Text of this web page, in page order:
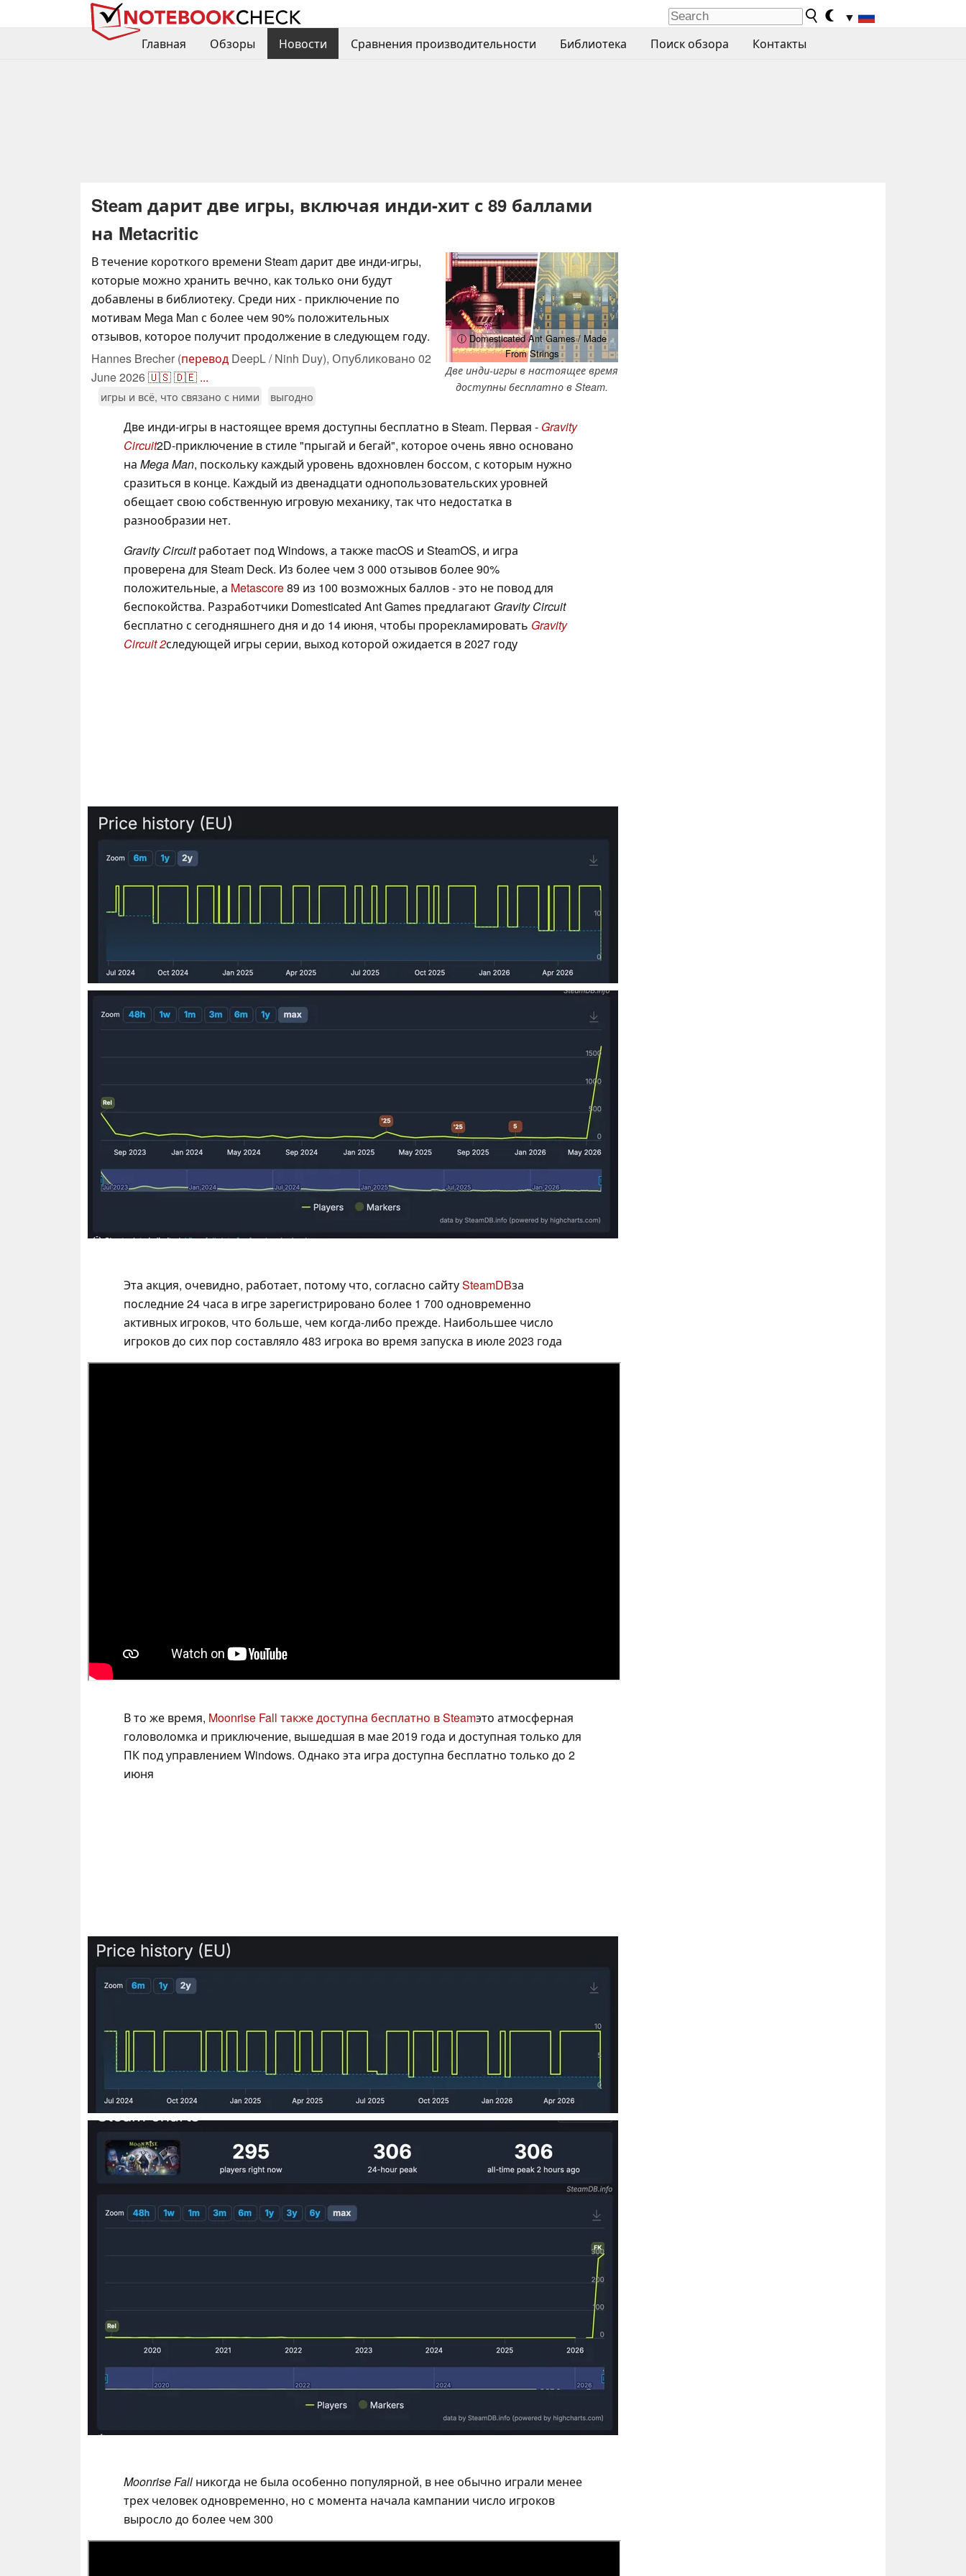
▼
Главная
Обзоры Новости Сравнения производительности Библиотека Поиск обзора Контакты
Steam дарит две игры, включая инди-хит с 89 баллами
на Metacritic
ⓘ Domesticated Ant Games / Made
From Strings
Две инди-игры в настоящее время
доступны бесплатно в Steam.
В течение короткого времени Steam дарит две инди-игры,
которые можно хранить вечно, как только они будут
добавлены в библиотеку. Среди них - приключение по
мотивам Mega Man с более чем 90% положительных
отзывов, которое получит продолжение в следующем году.
Hannes Brecher (перевод DeepL / Ninh Duy), Опубликовано 02
June 2026🇺🇸🇩🇪 ...
игры и всё, что связано с ними выгодно
Две инди-игры в настоящее время доступны бесплатно в Steam. Первая - Gravity
Circuit2D-приключение в стиле "прыгай и бегай", которое очень явно основано
на Mega Man, поскольку каждый уровень вдохновлен боссом, с которым нужно
сразиться в конце. Каждый из двенадцати однопользовательских уровней
обещает свою собственную игровую механику, так что недостатка в
разнообразии нет.
Gravity Circuitработает под Windows, а также macOS и SteamOS, и игра
проверена для Steam Deck. Из более чем 3 000 отзывов более 90%
положительные, а Metascore89 из 100 возможных баллов - это не повод для
беспокойства. Разработчики Domesticated Ant Games предлагают Gravity Circuit
бесплатно с сегодняшнего дня и до 14 июня, чтобы прорекламировать Gravity
Circuit 2следующей игры серии, выход которой ожидается в 2027 году
Эта акция, очевидно, работает, потому что, согласно сайтуSteamDBза
последние 24 часа в игре зарегистрировано более 1 700 одновременно
активных игроков, что больше, чем когда-либо прежде. Наибольшее число
игроков до сих пор составляло 483 игрока во время запуска в июле 2023 года
В то же время, Moonrise Fall также доступна бесплатно в Steamэто атмосферная
головоломка и приключение, вышедшая в мае 2019 года и доступная только для
ПК под управлением Windows. Однако эта игра доступна бесплатно только до 2
июня
Moonrise Fall никогда не была особенно популярной, в нее обычно играли менее
трех человек одновременно, но с момента начала кампании число игроков
выросло до более чем 300